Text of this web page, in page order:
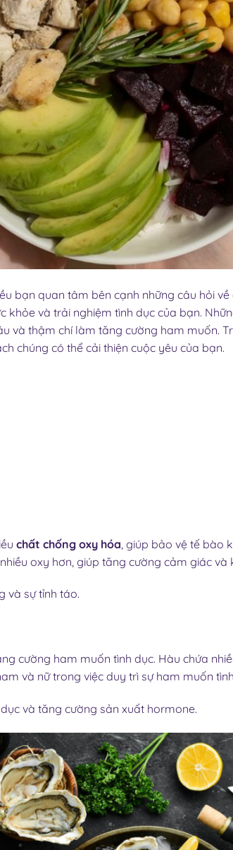
bạn quan tâm bên cạnh những câu hỏi về
và trải nghiệm tình dục của bạn.
và thậm chí làm tăng cường ham muốn.
chúng có thể cải thiện cuộc yêu của bạn.
chất chống oxy hóa , giúp bảo vệ tế bào
oxy hơn, giúp tăng cường cảm giác và
và sự tỉnh táo.
cường ham muốn tình dục. Hàu chứa
và nữ trong việc duy trì sự ham muốn
và tăng cường sản xuất hormone.